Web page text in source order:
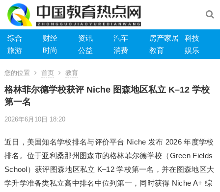
综合 财经 资讯 汽车 房产家居
科技
旅游
时尚 公益 消费 教育 娱乐
您的位置 首页 教育
格林菲尔德学校获评 Niche 图森地区私立 K–12 学校
第一名
2026年6月10日 18:20
近日，美国知名学校排名与评价平台 Niche 发布 2026 年度学校
排名。位于亚利桑那州图森市的格林菲尔德学校（Green Fields
School）获评图森地区私立 K–12 学校第一名，并在图森地区大
学升学准备类私立高中排名中位列第一，同时获得 Niche A+ 综